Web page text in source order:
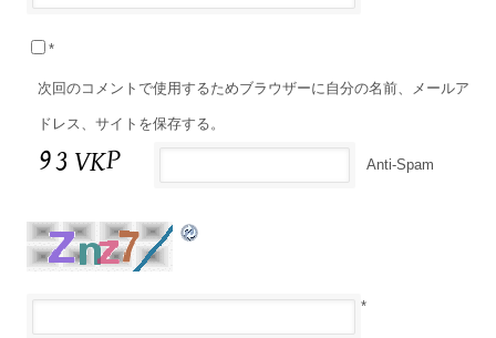
次回のコメントで使用するためブラウザーに自分の名前、メールア
ドレス、サイトを保存する。
Anti-Spam
*
*